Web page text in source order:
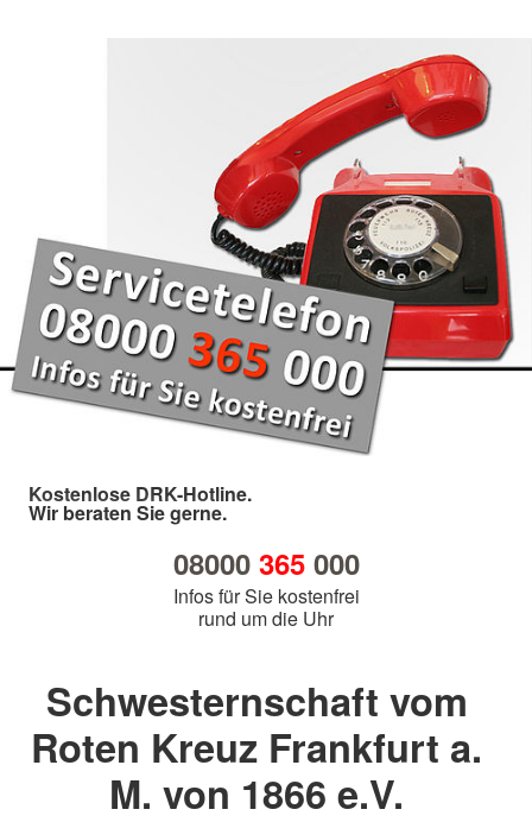
Kostenlose DRK-Hotline.
Wir beraten Sie gerne.
08000 365000
Infos für Sie kostenfrei
rund um die Uhr
Schwesternschaft vom
Roten Kreuz Frankfurt a.
M. von 1866 e.V.